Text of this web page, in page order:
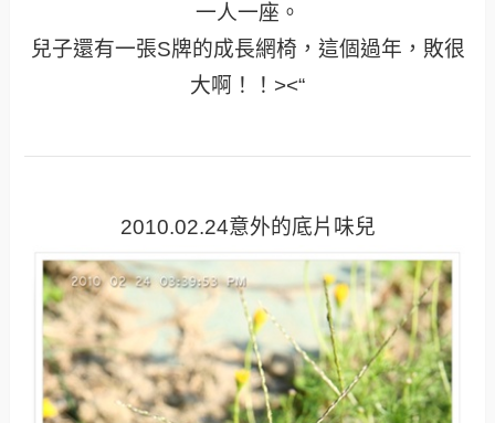
一人一座。
兒子還有一張S牌的成長網椅，這個過年，敗很
大啊！！><“
2010.02.24意外的底片味兒